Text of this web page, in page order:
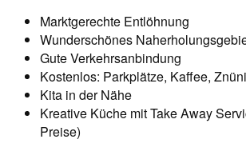
Marktgerechte Entlöhnung
Wunderschönes
Gute Verkehrsanbindung
Kostenlos: Parkplätze, Kaffee, Znüni
Kita in der Nähe
Kreative Küche mit Take Away
Preise)